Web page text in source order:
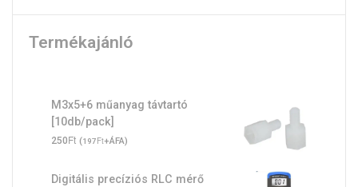
Termékajánló
M3x5+6 műanyag távtartó
[10db/pack]
250Ft (197Ft+ÁFA)
Digitális precíziós RLC mérő